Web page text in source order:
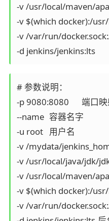
-v /usr/local/maven/
-v $(which docker):/
-v /var/run/
-d jenkins/jenkins:lts
# 参数说明：
-p 9080:8080	端口映射（将容器的8080端口【后面的8080】映射到服务器的9080端口【前面的9080】，云服务器需要开通9080端口供外网访问）
--name	容器名字
-u root	用户名
-v /mydata/jenkins_home:/var/jenkins_home	 将配置文件
-v /usr/local/java/jdk/jdk1.8.0_231:/usr/local/jdk1.8	是把linux下的
-v /usr/local/maven/apache-maven-3.6.3:/usr/local/
-v $(which docker):/usr/bin/docker	是可以在Jenkins容
-v /var/run/docker.sock:/var/run/docker.sock	是